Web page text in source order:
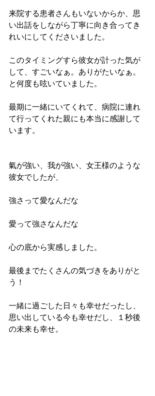
来院する患者さんもいないからか、思
い出話をしながら丁寧に向き合ってき
れいにしてくださいました。
このタイミングすら彼女が計った気が
して、すごいなぁ。ありがたいなぁ。
と何度も呟いていました。
最期に一緒にいてくれて、病院に連れ
て行ってくれた親にも本当に感謝して
います。
氣が強い、我が強い、女王様のような
彼女でしたが、
強さって愛なんだな
愛って強さなんだな
心の底から実感しました。
最後までたくさんの気づきをありがと
う！
一緒に過ごした日々も幸せだったし、
思い出している今も幸せだし、１秒後
の未来も幸せ。